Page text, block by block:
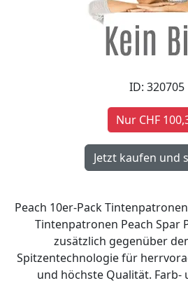
ID: 320705
Nur CHF
Peach 10er-Pack
Tintenpatronen Peach Spar
zusätzlich gegenüber
Spitzentechnologie für
und höchste Qualität. Farb-